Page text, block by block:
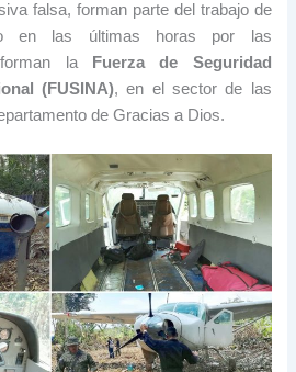
falsa, forman parte del trabajo de
en las últimas horas por las
la
Fuerza de Seguridad
(FUSINA), en el sector de las
de Gracias a Dios.